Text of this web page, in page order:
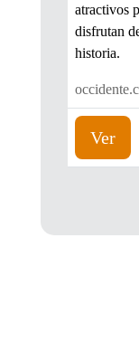
atractivos
disfrutan
historia.
Ver